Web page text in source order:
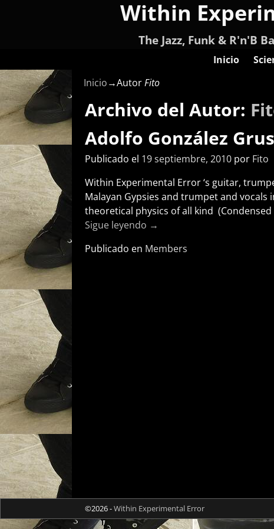
Within
The Jazz, Funk & R'n'B
Inicio
Inicio→AutorFito
Archivo del Autor:
Adolfo González
Publicado el 19 septiembre, 2010 por Fito
Within Experimental Error ‘s guitar,
Malayan Gypsies and trumpet and
theoretical physics of all kind
Sigue leyendo →
Publicado en Members
©2026 -Within Experimental Error